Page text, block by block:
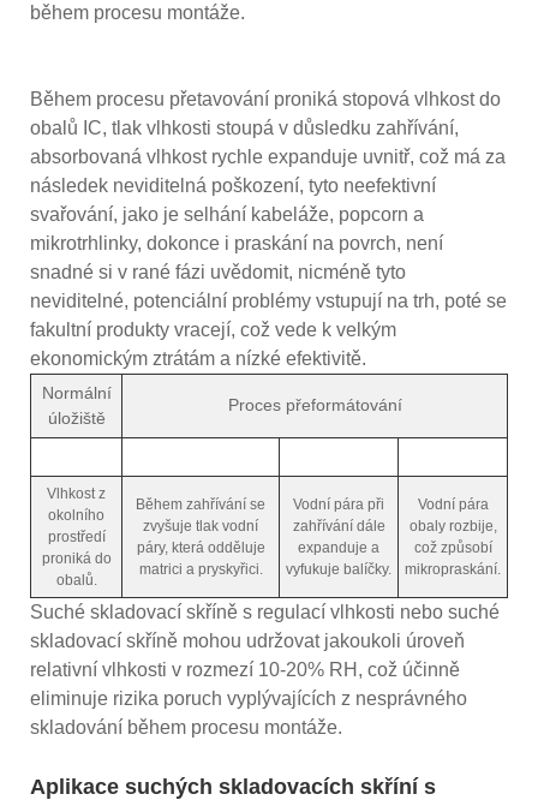
během procesu montáže.
Během procesu přetavování proniká stopová vlhkost do
obalů IC, tlak vlhkosti stoupá v důsledku zahřívání,
absorbovaná vlhkost rychle expanduje uvnitř, což má za
následek neviditelná poškození, tyto neefektivní
svařování, jako je selhání kabeláže, popcorn a
mikrotrhlinky, dokonce i praskání na povrch, není
snadné si v rané fázi uvědomit, nicméně tyto
neviditelné, potenciální problémy vstupují na trh, poté se
fakultní produkty vracejí, což vede k velkým
ekonomickým ztrátám a nízké efektivitě.
Normální
úložiště
Proces přeformátování
Vlhkost z
okolního
prostředí
proniká do
obalů.
Během zahřívání se
zvyšuje tlak vodní
páry, která odděluje
matrici a pryskyřici.
Vodní pára při
zahřívání dále
expanduje a
vyfukuje balíčky.
Vodní pára
obaly rozbije,
což způsobí
mikropraskání.
Suché skladovací skříně s regulací vlhkosti nebo suché
skladovací skříně mohou udržovat jakoukoli úroveň
relativní vlhkosti v rozmezí 10-20% RH, což účinně
eliminuje rizika poruch vyplývajících z nesprávného
skladování během procesu montáže.
Aplikace suchých skladovacích skříní s